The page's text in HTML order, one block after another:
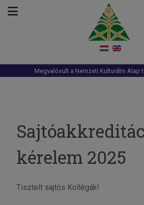
Megvalósult a Nemzeti Kulturális Alap
kérelem 2025
Tisztelt sajtós Kollégák!